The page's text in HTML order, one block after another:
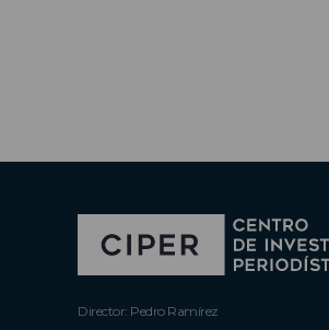
Director: Pedro Ramírez